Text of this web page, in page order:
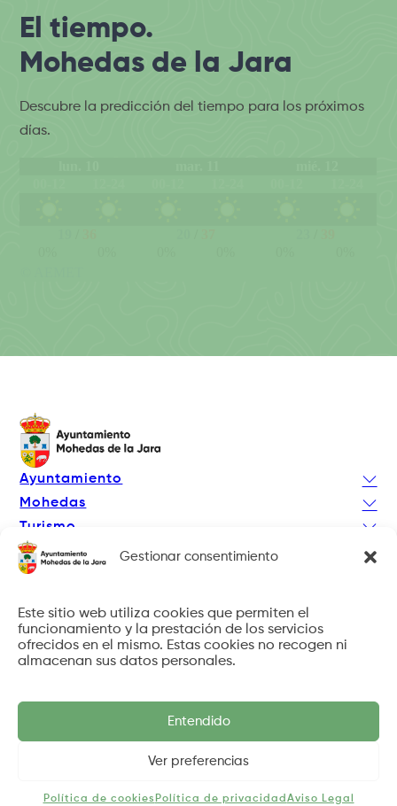
Gestionar consentimiento
Este sitio web utiliza cookies que permiten el
funcionamiento y la prestación de los servicios
ofrecidos en el mismo. Estas cookies no recogen ni
almacenan sus datos personales.
Entendido
Ver preferencias
Política de cookies Política de privacidad Aviso Legal
El tiempo.
Mohedas de la Jara
Descubre la predicción del tiempo para los próximos
días.
Ayuntamiento
Mohedas
Turismo
Actualidad
Facebook
© 2026 Ayto. de Mohedas de la Jara. Todos los derechos
Política de privacidad
Protección de datos